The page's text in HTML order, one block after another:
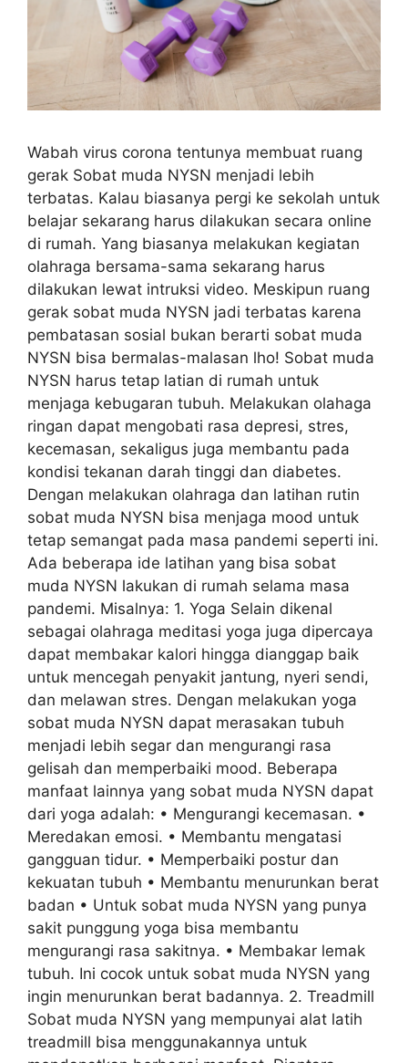
Wabah virus corona tentunya membuat ruang
gerak Sobat muda NYSN menjadi lebih
terbatas. Kalau biasanya pergi ke sekolah untuk
belajar sekarang harus dilakukan secara online
di rumah. Yang biasanya melakukan kegiatan
olahraga bersama-sama sekarang harus
dilakukan lewat intruksi video. Meskipun ruang
gerak sobat muda NYSN jadi terbatas karena
pembatasan sosial bukan berarti sobat muda
NYSN bisa bermalas-malasan lho! Sobat muda
NYSN harus tetap latian di rumah untuk
menjaga kebugaran tubuh. Melakukan olahaga
ringan dapat mengobati rasa depresi, stres,
kecemasan, sekaligus juga membantu pada
kondisi tekanan darah tinggi dan diabetes.
Dengan melakukan olahraga dan latihan rutin
sobat muda NYSN bisa menjaga mood untuk
tetap semangat pada masa pandemi seperti ini.
Ada beberapa ide latihan yang bisa sobat
muda NYSN lakukan di rumah selama masa
pandemi. Misalnya: 1. Yoga Selain dikenal
sebagai olahraga meditasi yoga juga dipercaya
dapat membakar kalori hingga dianggap baik
untuk mencegah penyakit jantung, nyeri sendi,
dan melawan stres. Dengan melakukan yoga
sobat muda NYSN dapat merasakan tubuh
menjadi lebih segar dan mengurangi rasa
gelisah dan memperbaiki mood. Beberapa
manfaat lainnya yang sobat muda NYSN dapat
dari yoga adalah: • Mengurangi kecemasan. •
Meredakan emosi. • Membantu mengatasi
gangguan tidur. • Memperbaiki postur dan
kekuatan tubuh • Membantu menurunkan berat
badan • Untuk sobat muda NYSN yang punya
sakit punggung yoga bisa membantu
mengurangi rasa sakitnya. • Membakar lemak
tubuh. Ini cocok untuk sobat muda NYSN yang
ingin menurunkan berat badannya. 2. Treadmill
Sobat muda NYSN yang mempunyai alat latih
treadmill bisa menggunakannya untuk